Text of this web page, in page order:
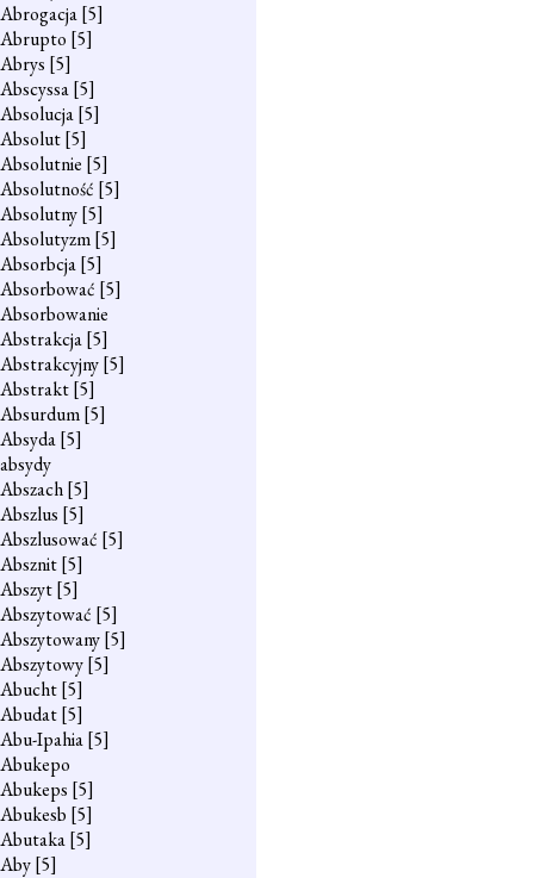
Abrogacja[5]
Abrupto [5]
Abrys [5]
Abscyssa[5]
Absolucja[5]
Absolut[5]
Absolutnie [5]
Absolutność [5]
Absolutny[5]
Absolutyzm[5]
Absorbcja[5]
Absorbować [5]
Absorbowanie
Abstrakcja[5]
Abstrakcyjny[5]
Abstrakt[5]
Absurdum[5]
Absyda[5]
absydy
Abszach[5]
Abszlus [5]
Abszlusować [5]
Absznit[5]
Abszyt[5]
Abszytować [5]
Abszytowany[5]
Abszytowy[5]
Abucht[5]
Abudat[5]
Abu-Ipahia[5]
Abukepo
Abukeps [5]
Abukesb [5]
Abutaka[5]
Aby[5]